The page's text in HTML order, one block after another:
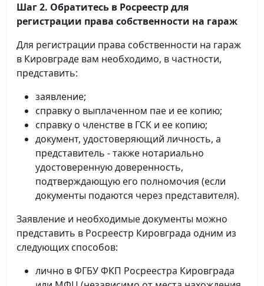
Шаг 2. Обратитесь в Росреестр для
регистрации права собственности на гараж
Для регистрации права собственности на гараж
в Кировграде вам необходимо, в частности,
представить:
заявление;
справку о выплаченном пае и ее копию;
справку о членстве в ГСК и ее копию;
документ, удостоверяющий личность, а
представитель - также нотариально
удостоверенную доверенность,
подтверждающую его полномочия (если
документы подаются через представителя).
Заявление и необходимые документы можно
представить в Росреестр Кировграда одним из
следующих способов:
лично в ФГБУ ФКП Росреестра Кировграда